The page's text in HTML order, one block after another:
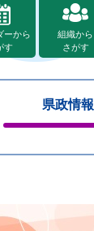
ーから
す
組織から
さがす
県政情報
じ